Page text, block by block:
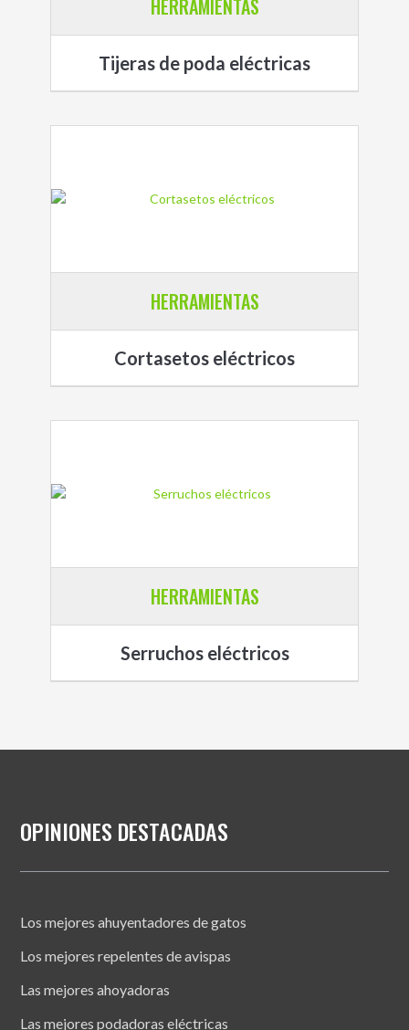
HERRAMIENTAS
Tijeras de poda eléctricas
HERRAMIENTAS
Cortasetos eléctricos
HERRAMIENTAS
Serruchos eléctricos
OPINIONES DESTACADAS
Los mejores ahuyentadores de gatos
Los mejores repelentes de avispas
Las mejores ahoyadoras
Las mejores podadoras eléctricas